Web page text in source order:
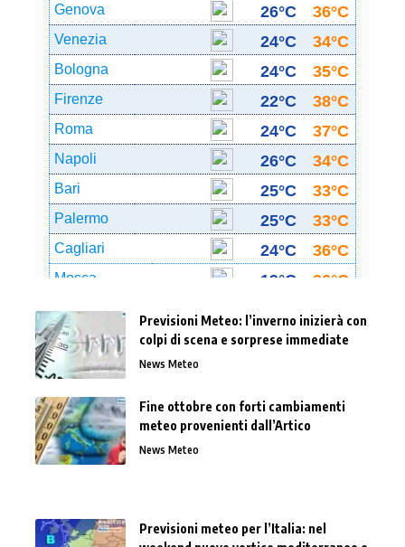
Previsioni Meteo: l’inverno inizierà con
colpi di scena e sorprese immediate
News Meteo
Fine ottobre con forti cambiamenti
meteo provenienti dall’Artico
News Meteo
Previsioni meteo per l’Italia: nel